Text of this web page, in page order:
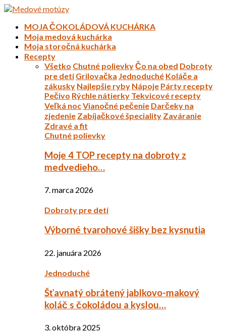
MOJA ČOKOLÁDOVÁ KUCHÁRKA
Moja medová kuchárka
Moja storočná kuchárka
Recepty
Všetko Chutné polievkyČo na obed Dobroty
pre deti Grilovačka Jednoduché Koláče a
zákusky Najlepšie ryby Nápoje Párty recepty
Pečivo Rýchle nátierky Tekvicové recepty
Veľká nocVianočné pečenie Darčeky na
zjedenie Zabíjačkové špeciality Zaváranie
Zdravé a fit
Chutné polievky
Moje 4 TOP recepty na dobroty z
medvedieho…
7. marca 2026
Dobroty pre deti
Výborné tvarohové šišky bez kysnutia
22. januára 2026
Jednoduché
Šťavnatý obrátený jablkovo-makový
koláč s čokoládou a kyslou…
3. októbra 2025